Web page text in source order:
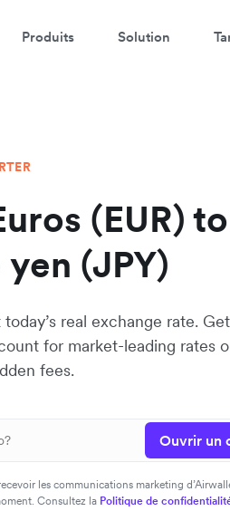
Produits Solution
(EUR) to
(JPY)
real exchange rate.
for market-leading rates
fees.
Ouvrir un
les communications marketing
Consultez la Politique de